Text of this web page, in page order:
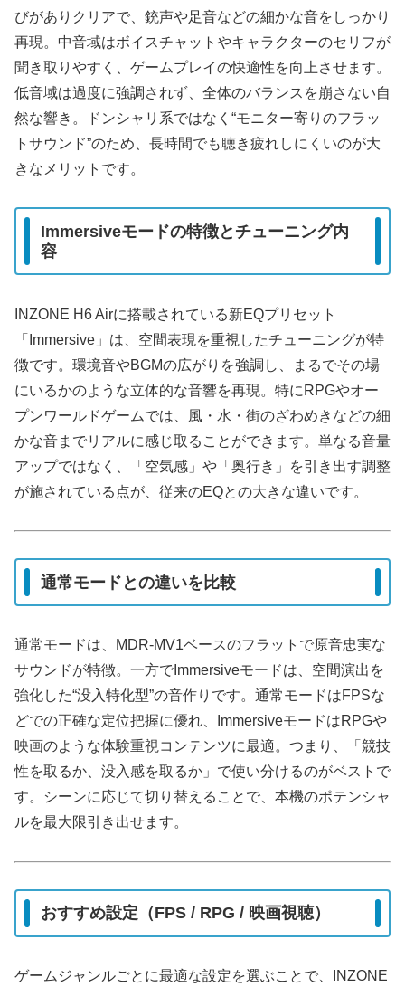
びがありクリアで、銃声や足音などの細かな音をしっかり
再現。中音域はボイスチャットやキャラクターのセリフが
聞き取りやすく、ゲームプレイの快適性を向上させます。
低音域は過度に強調されず、全体のバランスを崩さない自
然な響き。ドンシャリ系ではなく“モニター寄りのフラッ
トサウンド”のため、長時間でも聴き疲れしにくいのが大
きなメリットです。
Immersiveモードの特徴とチューニング内
容
INZONE H6 Airに搭載されている新EQプリセット
「Immersive」は、空間表現を重視したチューニングが特
徴です。環境音やBGMの広がりを強調し、まるでその場
にいるかのような立体的な音響を再現。特にRPGやオー
プンワールドゲームでは、風・水・街のざわめきなどの細
かな音までリアルに感じ取ることができます。単なる音量
アップではなく、「空気感」や「奥行き」を引き出す調整
が施されている点が、従来のEQとの大きな違いです。
通常モードとの違いを比較
通常モードは、MDR-MV1ベースのフラットで原音忠実な
サウンドが特徴。一方でImmersiveモードは、空間演出を
強化した“没入特化型”の音作りです。通常モードはFPSな
どでの正確な定位把握に優れ、ImmersiveモードはRPGや
映画のような体験重視コンテンツに最適。つまり、「競技
性を取るか、没入感を取るか」で使い分けるのがベストで
す。シーンに応じて切り替えることで、本機のポテンシャ
ルを最大限引き出せます。
おすすめ設定（FPS / RPG / 映画視聴）
ゲームジャンルごとに最適な設定を選ぶことで、INZONE